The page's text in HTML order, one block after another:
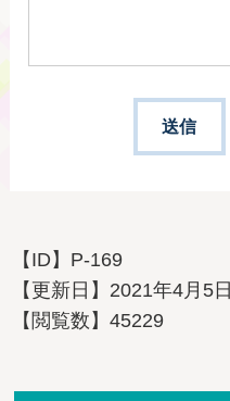
【ID】 P-169
【更新日】 2021年4月5日
【閲覧数】45229